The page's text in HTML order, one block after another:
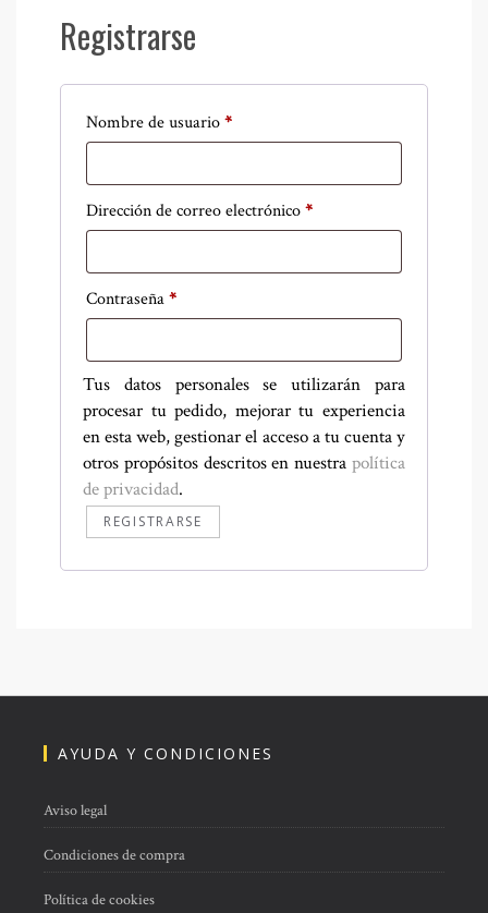
Registrarse
Nombre de usuario*Obligatorio
Dirección de correo electrónico*Obligatorio
Contraseña*Obligatorio
Tus datos personales se utilizarán para
procesar tu pedido, mejorar tu experiencia
en esta web, gestionar el acceso a tu cuenta y
otros propósitos descritos en nuestra política
de privacidad.
REGISTRARSE
AYUDA Y CONDICIONES
Aviso legal
Condiciones de compra
Política de cookies